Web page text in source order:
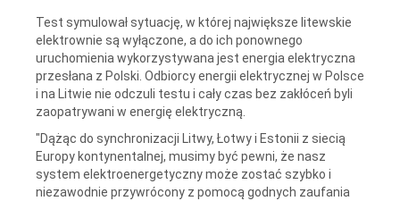
Test symulował sytuację, w której największe litewskie
elektrownie są wyłączone, a do ich ponownego
uruchomienia wykorzystywana jest energia elektryczna
przesłana z Polski. Odbiorcy energii elektrycznej w Polsce
i na Litwie nie odczuli testu i cały czas bez zakłóceń byli
zaopatrywani w energię elektryczną.
"Dążąc do synchronizacji Litwy, Łotwy i Estonii z siecią
Europy kontynentalnej, musimy być pewni, że nasz
system elektroenergetyczny może zostać szybko i
niezawodnie przywrócony z pomocą godnych zaufania